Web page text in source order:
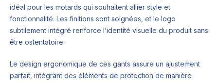
idéal pour les motards qui souhaitent allier style et
fonctionnalité. Les finitions sont soignées, et le logo
subtilement intégré renforce l’identité visuelle du produit sans
être ostentatoire.
Le design ergonomique de ces gants assure un ajustement
parfait, intégrant des éléments de protection de manière